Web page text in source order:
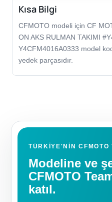
Kısa Bilgi
CFMOTO modeli için CF
ON AKS RULMAN TAKIMI
Y4CFM4016A0333 model
yedek parçasıdır.
TÜRKIYE'NIN CFMOTO
Modeline ve
CFMOTO
katıl.